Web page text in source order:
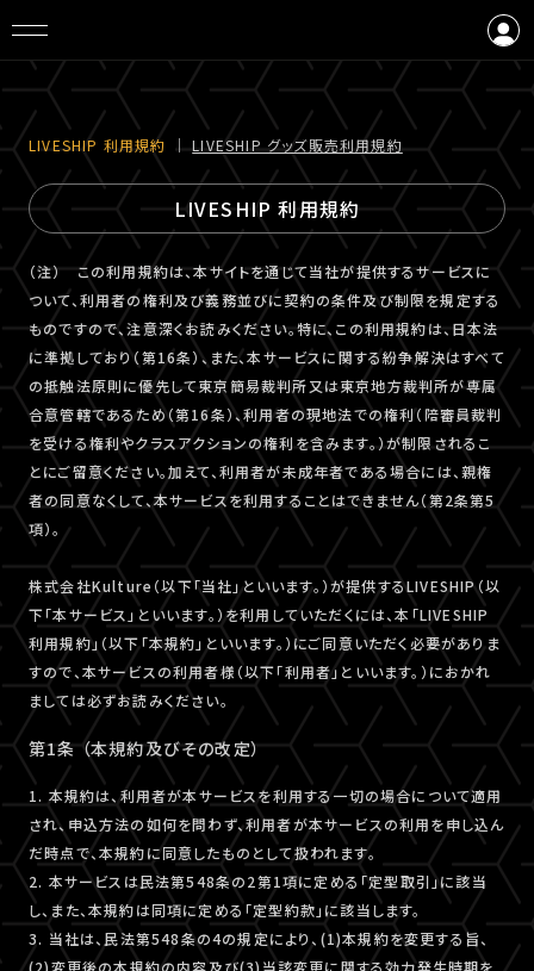
会員登録
LIVESHIP 利⽤規約 ｜LIVESHIP グッズ販売利⽤規約
LIVESHIP 利用規約
（注） この利用規約は、本サイトを通じて当社が提供するサービスに
ついて、利用者の権利及び義務並びに契約の条件及び制限を規定する
ものですので、注意深くお読みください。特に、この利用規約は、日本法
に準拠しており（第16条）、また、本サービスに関する紛争解決はすべて
の抵触法原則に優先して東京簡易裁判所又は東京地方裁判所が専属
合意管轄であるため（第16条）、利用者の現地法での権利（陪審員裁判
を受ける権利やクラスアクションの権利を含みます。）が制限されるこ
とにご留意ください。加えて、利用者が未成年者である場合には、親権
者の同意なくして、本サービスを利用することはできません（第2条第5
項）。
株式会社Kulture（以下「当社」といいます。）が提供するLIVESHIP（以
下「本サービス」といいます。）を利用していただくには、本「LIVESHIP
利用規約」（以下「本規約」といいます。）にご同意いただく必要がありま
すので、本サービスの利用者様（以下「利用者」といいます。）におかれ
ましては必ずお読みください。
第1条 （本規約及びその改定）
1. 本規約は、利用者が本サービスを利用する一切の場合について適用
され、申込方法の如何を問わず、利用者が本サービスの利用を申し込ん
だ時点で、本規約に同意したものとして扱われます。
2. 本サービスは民法第548条の2第1項に定める「定型取引」に該当
し、また、本規約は同項に定める「定型約款」に該当します。
3. 当社は、民法第548条の4の規定により、(1)本規約を変更する旨、
(2)変更後の本規約の内容及び(3)当該変更に関する効力発生時期を